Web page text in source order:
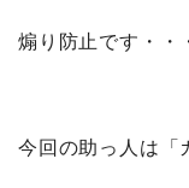
煽り防止です・・
今回の助っ人は「